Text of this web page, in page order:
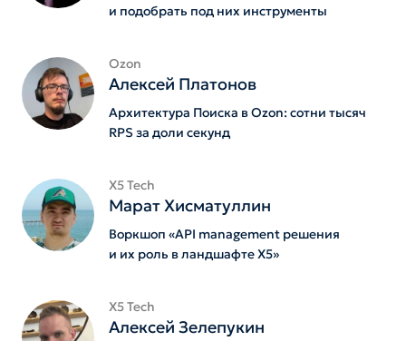
и подобрать под них инструменты
Ozon
Алексей Платонов
Архитектура Поиска в Ozon: сотни тысяч
RPS за доли секунд
X5 Tech
Марат Хисматуллин
Воркшоп «API management решения
и их роль в ландшафте Х5»
X5 Tech
Алексей Зелепукин